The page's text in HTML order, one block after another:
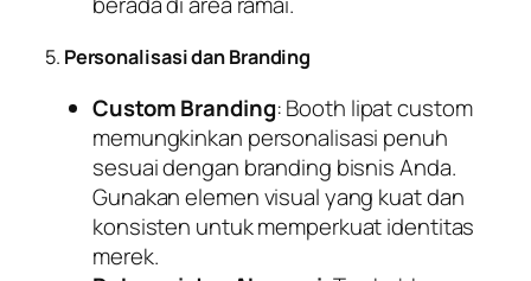
5. Personalisasi dan Branding
Custom Branding: Booth lipat custom
memungkinkan personalisasi penuh
sesuai dengan branding bisnis Anda.
Gunakan elemen visual yang kuat dan
konsisten untuk memperkuat identitas
merek.